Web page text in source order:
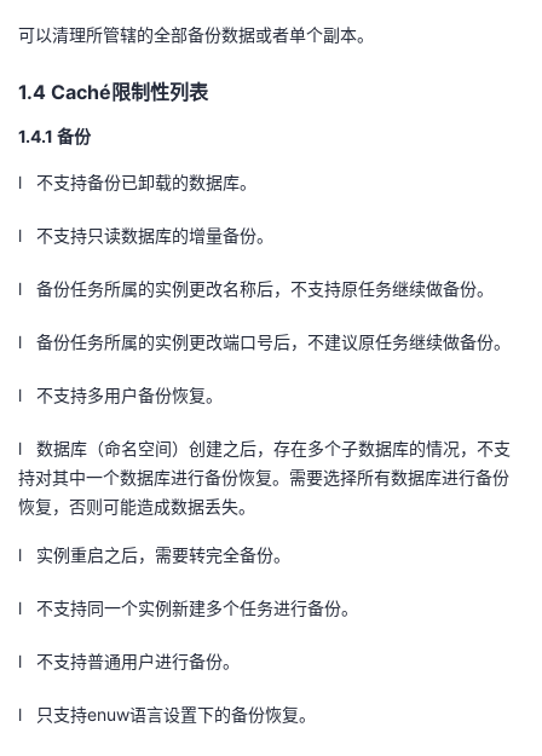
课
程
的
认
我
的
我
术
支
持
云
声
建
可以清理所管辖的全部备份数据或者单个副本。
1.4 Caché 限制性列表
1.4.1 备份
l 不支持备份已卸载的数据库。
l 不支持只读数据库的增量备份。
l 备份任务所属的实例更改名称后，不支持原任务继续做备份。
l 备份任务所属的实例更改端口号后，不建议原任务继续做备份。
l 不支持多用户备份恢复。
l 数据库（命名空间）创建之后，存在多个子数据库的情况，不支
持对其中一个数据库进行备份恢复。需要选择所有数据库进行备份
恢复，否则可能造成数据丢失。
l 实例重启之后，需要转完全备份。
l 不支持同一个实例新建多个任务进行备份。
l 不支持普通用户进行备份。
l 只支持enuw语言设置下的备份恢复。